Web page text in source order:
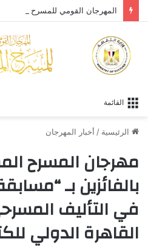
القائمة
الرئيسية / أخبار المهرجان
مهرجان المسرح
بالفائزين بـ
في التأليف
القاهرة الدولي